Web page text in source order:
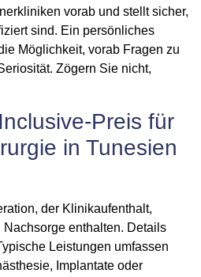
vorab und stellt sicher,
sind. Ein persönliches
Möglichkeit, vorab Fragen zu
Zögern Sie nicht,
Preis für
in Tunesien
der Klinikaufenthalt,
Nachsorge enthalten. Details
Leistungen umfassen
Implantate oder